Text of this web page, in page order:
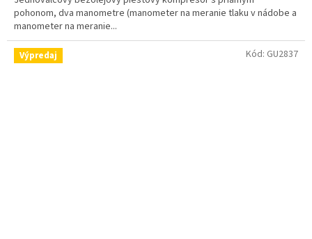
pohonom, dva manometre (manometer na meranie tlaku v nádobe a
manometer na meranie...
Výpredaj Kód: GU2837